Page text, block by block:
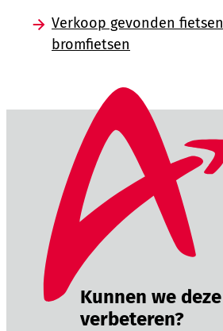
Verkoop gevonden
bromfietsen
Kunnen we
verbeteren?